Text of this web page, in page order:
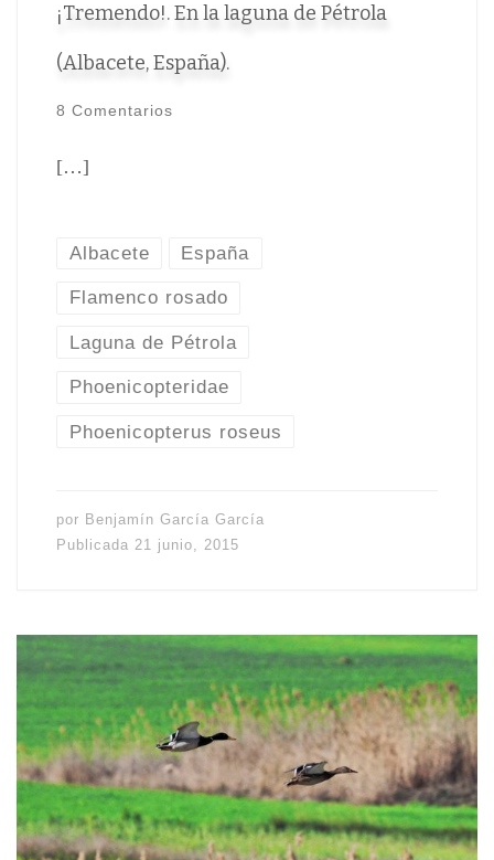
¡Tremendo!. En la laguna de Pétrola
(Albacete, España).
8 Comentarios
[…]
Albacete España
Flamenco rosado
Laguna de Pétrola
Phoenicopteridae
Phoenicopterus roseus
por Benjamín García García
Publicada 21 junio, 2015